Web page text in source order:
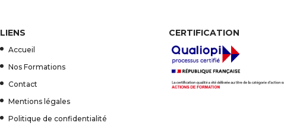
LIENS
Accueil
Nos Formations
Contact
Mentions légales
Politique de confidentialité
CERTIFICATION